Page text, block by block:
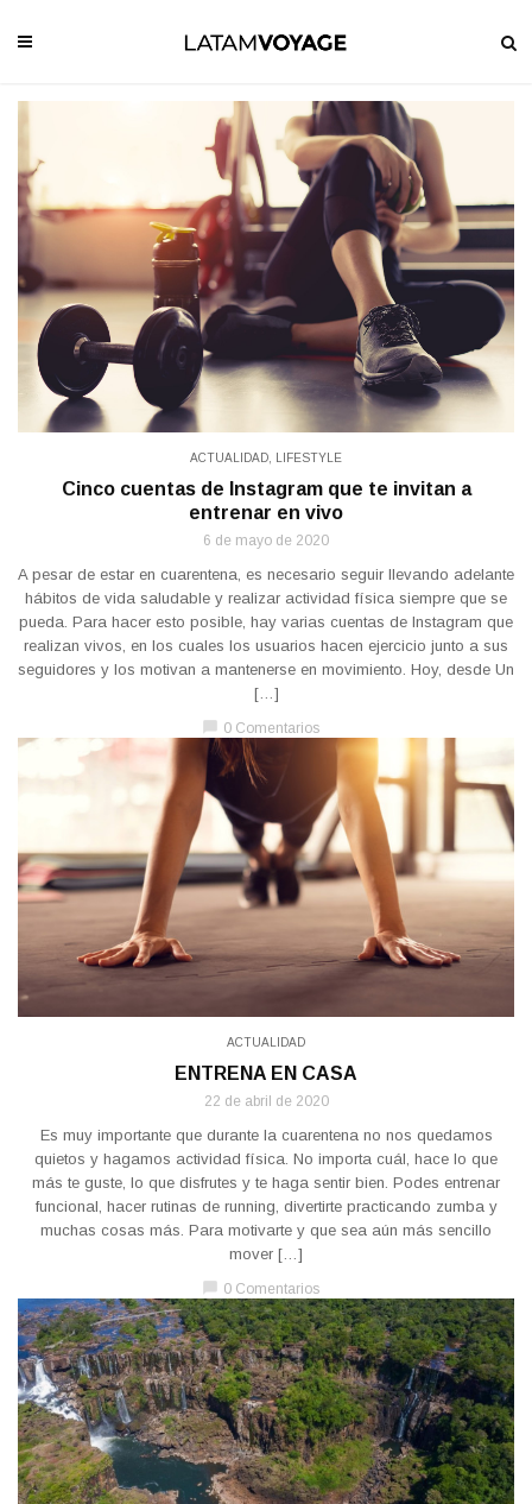
ACTUALIDAD LIFESTYLE
Cinco cuentas de Instagram que te invitan a
entrenar en vivo
6 de mayo de 2020
A pesar de estar en cuarentena, es necesario seguir llevando adelante
hábitos de vida saludable y realizar actividad física siempre que se
pueda. Para hacer esto posible, hay varias cuentas de Instagram que
realizan vivos, en los cuales los usuarios hacen ejercicio junto a sus
seguidores y los motivan a mantenerse en movimiento. Hoy, desde Un
[…]
0 Comentarios
ACTUALIDAD
ENTRENA EN CASA
22 de abril de 2020
Es muy importante que durante la cuarentena no nos quedamos
quietos y hagamos actividad física. No importa cuál, hace lo que
más te guste, lo que disfrutes y te haga sentir bien. Podes entrenar
funcional, hacer rutinas de running, divertirte practicando zumba y
muchas cosas más. Para motivarte y que sea aún más sencillo
mover […]
chat_bubble 0 Comentarios